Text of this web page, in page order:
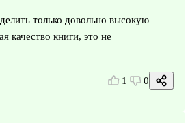
только довольно высокую
качество книги, это не
1 0